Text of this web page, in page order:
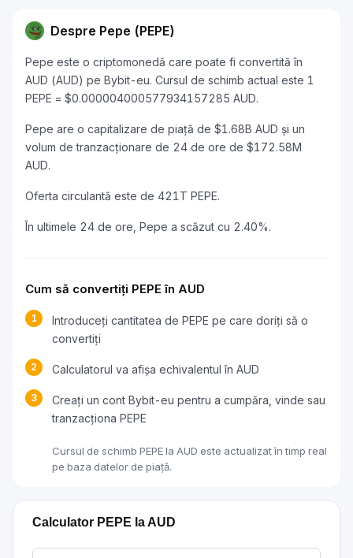
Despre Pepe (PEPE)
Pepe este o criptomonedă care poate fi convertită în
AUD (AUD) pe Bybit-eu. Cursul de schimb actual este 1
PEPE = $0.000004000577934157285 AUD.
Pepe are o capitalizare de piață de $1.68B AUD și un
volum de tranzacționare de 24 de ore de $172.58M
AUD.
Oferta circulantă este de 421T PEPE.
În ultimele 24 de ore, Pepe a scăzut cu 2.40%.
Cum să convertiți PEPE în AUD
1
Introduceți cantitatea de PEPE pe care doriți să o
convertiți
2 Calculatorul va afișa echivalentul în AUD
3
Creați un cont Bybit-eu pentru a cumpăra, vinde sau
tranzacționa PEPE
Cursul de schimb PEPE la AUD este actualizat în timp real
pe baza datelor de piață.
Calculator PEPE la AUD